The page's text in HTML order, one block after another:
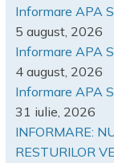
Informare APA
5 august, 2026
Informare APA
4 august, 2026
Informare APA
31 iulie, 2026
INFORMARE:
RESTURILOR